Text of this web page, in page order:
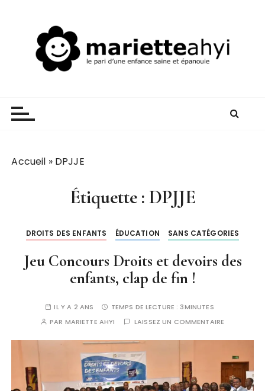
Accueil » DPJJE
Étiquette : DPJJE
DROITS DES ENFANTS ÉDUCATION SANS CATÉGORIES
Jeu Concours Droits et devoirs des
enfants, clap de fin !
IL Y A 2 ANS TEMPS DE LECTURE : 3MINUTES
PAR MARIETTE AHYI LAISSEZ UN COMMENTAIRE